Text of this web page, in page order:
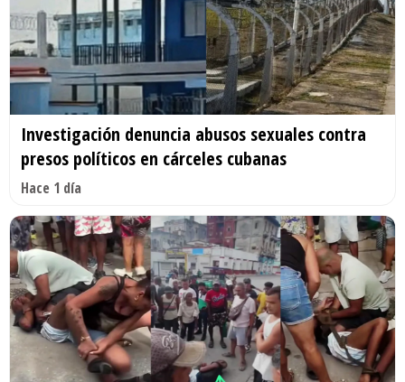
Investigación denuncia abusos sexuales contra
presos políticos en cárceles cubanas
Hace 1 día